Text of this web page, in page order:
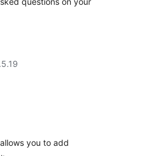
you to add